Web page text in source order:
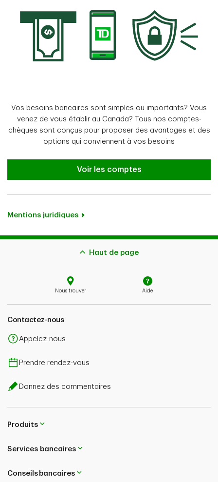
Vos besoins bancaires sont simples ou importants? Vous
venez de vous établir au Canada? Tous nos comptes-
chèques sont conçus pour proposer des avantages et des
options qui conviennent à vos besoins
Vous n’avez pas encore de compte-
Voir les comptes
Mentions juridiques
Haut de page
Nous trouver Aide
Contactez-nous
Appelez-nous
Prendre rendez-vous
Donnez des commentaires
Produits
Services bancaires
Conseils bancaires